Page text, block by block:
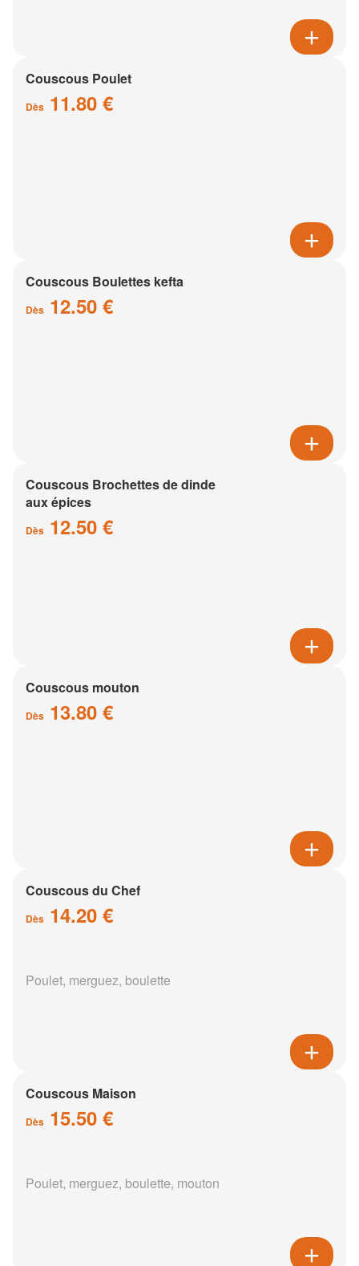
Couscous Poulet
Dès 11.80 €
Couscous Boulettes kefta
Dès 12.50 €
Couscous Brochettes de dinde
aux épices
Dès 12.50 €
Couscous mouton
Dès 13.80 €
Couscous du Chef
Dès 14.20 €
Poulet, merguez, boulette
Couscous Maison
Dès 15.50 €
Poulet, merguez, boulette, mouton